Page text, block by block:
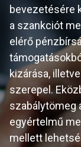
bevezetésére
a szankciót
elérő
kizárása,
szerepel.
szabálytömeg
egyértelmű
mellett